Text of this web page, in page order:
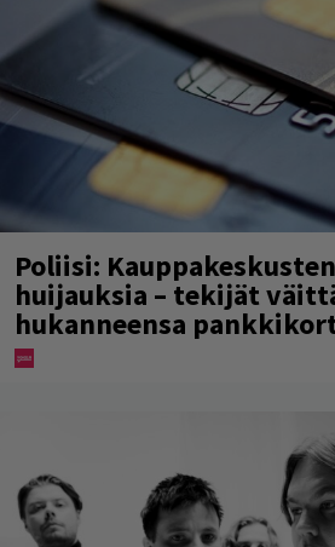
Poliisi:
huijauksia – tekijät
hukanneensa